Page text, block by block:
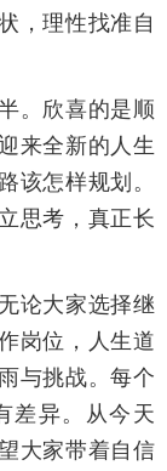
，理性找准自
。欣喜的是顺
来全新的人生
该怎样规划。
思考，真正长
论大家选择继
岗位，人生道
与挑战。每个
差异。从今天
大家带着自信